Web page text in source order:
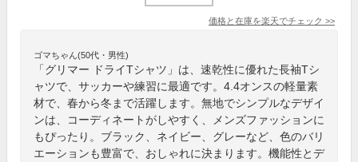
価格と在庫を楽天でチェック >>
ゴマちゃん(50代・男性)
「グリマー ドライTシャツ」は、速乾性に優れた長袖Tシ
ャツで、サッカーや練習に最適です。4.4オンスの軽量素
材で、春から冬まで活躍します。無地でシンプルなデザイ
ンは、コーディネートがしやすく、メンズファッションに
もぴったり。ブラック、ネイビー、グレーなど、色のバリ
エーションも豊富で、おしゃれに決まります。機能性とデ